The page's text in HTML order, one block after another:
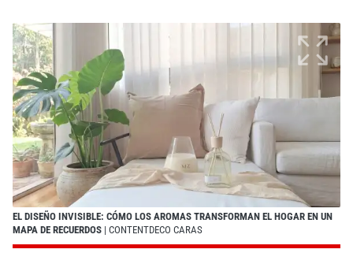
EL DISEÑO INVISIBLE: CÓMO LOS AROMAS TRANSFORMAN EL HOGAR EN UN
MAPA DE RECUERDOS | CONTENTDECO CARAS